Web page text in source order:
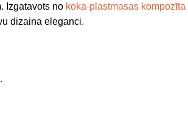
Izgatavots no koka-plastmasas kompozīta
dizaina eleganci.